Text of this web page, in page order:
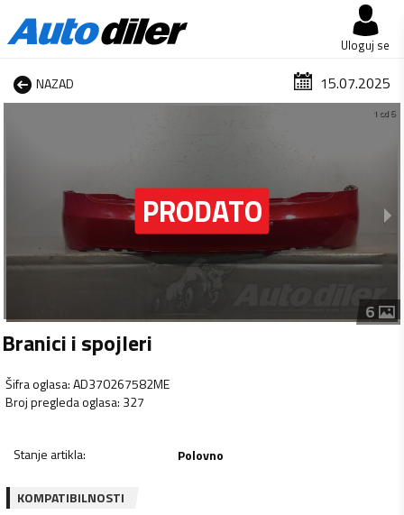
Uloguj se
NAZAD 15.07.2025
1 od 6
6
Branici i spojleri
Šifra oglasa:AD370267582ME
Broj pregleda oglasa: 327
Stanje artikla: Polovno
KOMPATIBILNOSTI